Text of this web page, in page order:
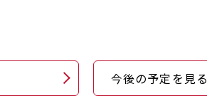
今後の予定を見る